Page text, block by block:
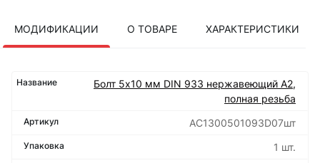
МОДИФИКАЦИИ О ТОВАРЕ ХАРАКТЕРИСТИКИ
Болт 5х10 мм DIN 933 нержавеющий А2,
полная резьба
АС1300501093D07шт
1 шт.